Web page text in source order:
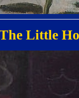
Little